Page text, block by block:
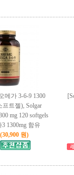
메가 3-6-9 1300
프트젤), Solgar
mg 120 softgels
1300mg 함유
원)